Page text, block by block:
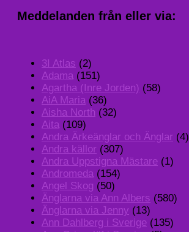
Meddelanden från eller via:
3I Atlas (2)
Adama (151)
Agartha (Inre Jorden) (58)
AiA Maria (36)
Aisha North (32)
Aita (109)
Andra Ärkeänglar och Änglar (4)
Andra källor (307)
Andra Uppstigna Mästare (1)
Andromeda (154)
Angel Skog (50)
Änglarna via Ann Albers (580)
Änglarna via Jenny (13)
Ann Dahlberg i Sverige (135)